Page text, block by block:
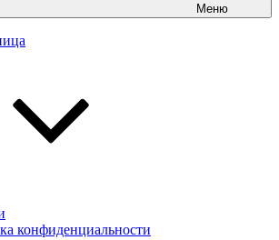
Меню
конфиденциальности